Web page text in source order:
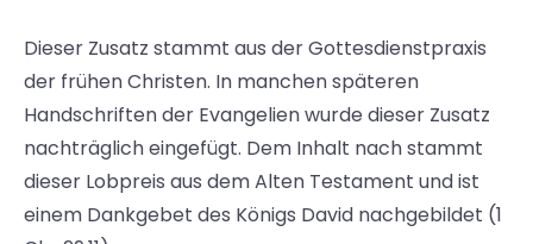
Dieser Zusatz stammt aus der Gottesdienstpraxis
der frühen Christen. In manchen späteren
Handschriften der Evangelien wurde dieser Zusatz
nachträglich eingefügt. Dem Inhalt nach stammt
dieser Lobpreis aus dem Alten Testament und ist
einem Dankgebet des Königs David nachgebildet (1